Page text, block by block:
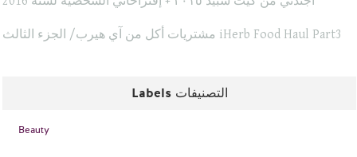
مشتريات أكل من آي هيرب/ الجزء الثالث iHerb Food Haul Part3
Labels التصنيفات
Beauty